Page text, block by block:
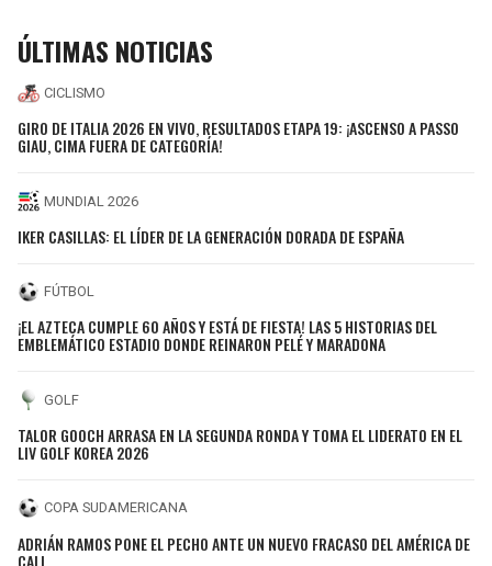
ÚLTIMAS NOTICIAS
CICLISMO
GIRO DE ITALIA 2026 EN VIVO, RESULTADOS ETAPA 19: ¡ASCENSO A PASSO
GIAU, CIMA FUERA DE CATEGORÍA!
MUNDIAL 2026
IKER CASILLAS: EL LÍDER DE LA GENERACIÓN DORADA DE ESPAÑA
FÚTBOL
¡EL AZTECA CUMPLE 60 AÑOS Y ESTÁ DE FIESTA! LAS 5 HISTORIAS DEL
EMBLEMÁTICO ESTADIO DONDE REINARON PELÉ Y MARADONA
GOLF
TALOR GOOCH ARRASA EN LA SEGUNDA RONDA Y TOMA EL LIDERATO EN EL
LIV GOLF KOREA 2026
COPA SUDAMERICANA
ADRIÁN RAMOS PONE EL PECHO ANTE UN NUEVO FRACASO DEL AMÉRICA DE
CALI